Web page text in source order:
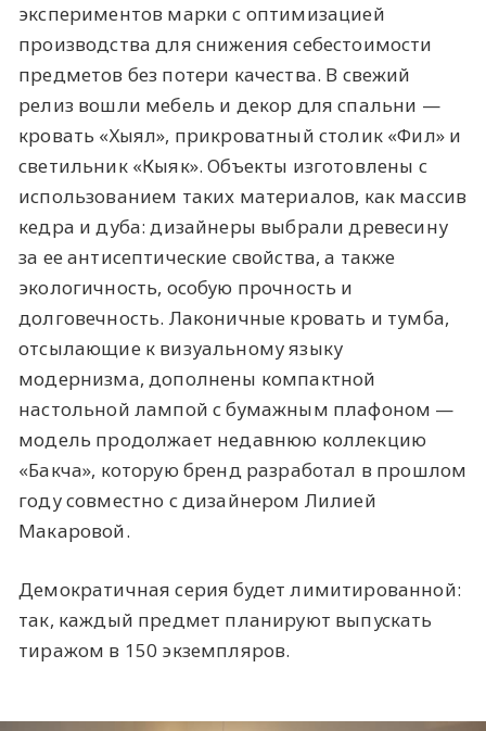
экспериментов марки с оптимизацией
производства для снижения себестоимости
предметов без потери качества. В свежий
релиз вошли мебель и декор для спальни —
кровать «Хыял», прикроватный столик «Фил» и
светильник «Кыяк». Объекты изготовлены с
использованием таких материалов, как массив
кедра и дуба: дизайнеры выбрали древесину
за ее антисептические свойства, а также
экологичность, особую прочность и
долговечность. Лаконичные кровать и тумба,
отсылающие к визуальному языку
модернизма, дополнены компактной
настольной лампой с бумажным плафоном —
модель продолжает недавнюю коллекцию
«Бакча», которую бренд разработал в прошлом
году совместно с дизайнером Лилией
Макаровой.
Демократичная серия будет лимитированной:
так, каждый предмет планируют выпускать
тиражом в 150 экземпляров.